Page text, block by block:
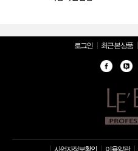
로그인 최근 본 상품
사업자정보확인 이용약관